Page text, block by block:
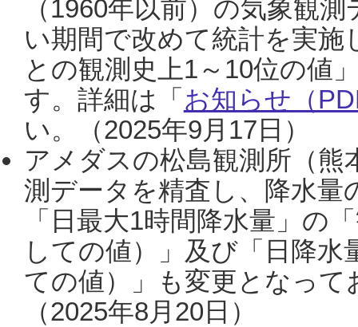
（1960年以前）の気象観
い期間で改めて統計を実
との観測史上1～10位の値
す。詳細は「 お知らせ（
い。（2025年9月17日）
アメダスの松島観測所（熊
測データを精査し、降水
「日最大1時間降水量」の
しての値）」及び「日降
ての値）」も変更となっ
（2025年8月20日）